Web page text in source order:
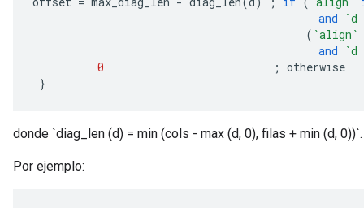
and
`d
( `align`
and
`d
0
; otherwise
}
donde `diag_len (d) = min (cols - max (d, 0), filas + min (d, 0))`.
Por ejemplo: